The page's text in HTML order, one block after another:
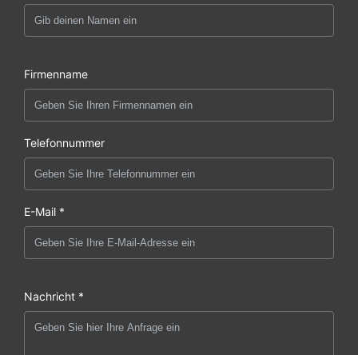
Firmenname
Telefonnummer
E-Mail *
Nachricht *